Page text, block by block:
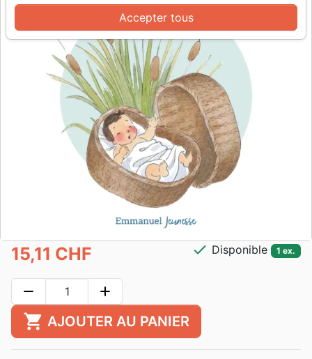
15,11 CHF check Disponible 1 ex.
remove add
shopping_cart AJOUTER AU PANIER
Accepter tous